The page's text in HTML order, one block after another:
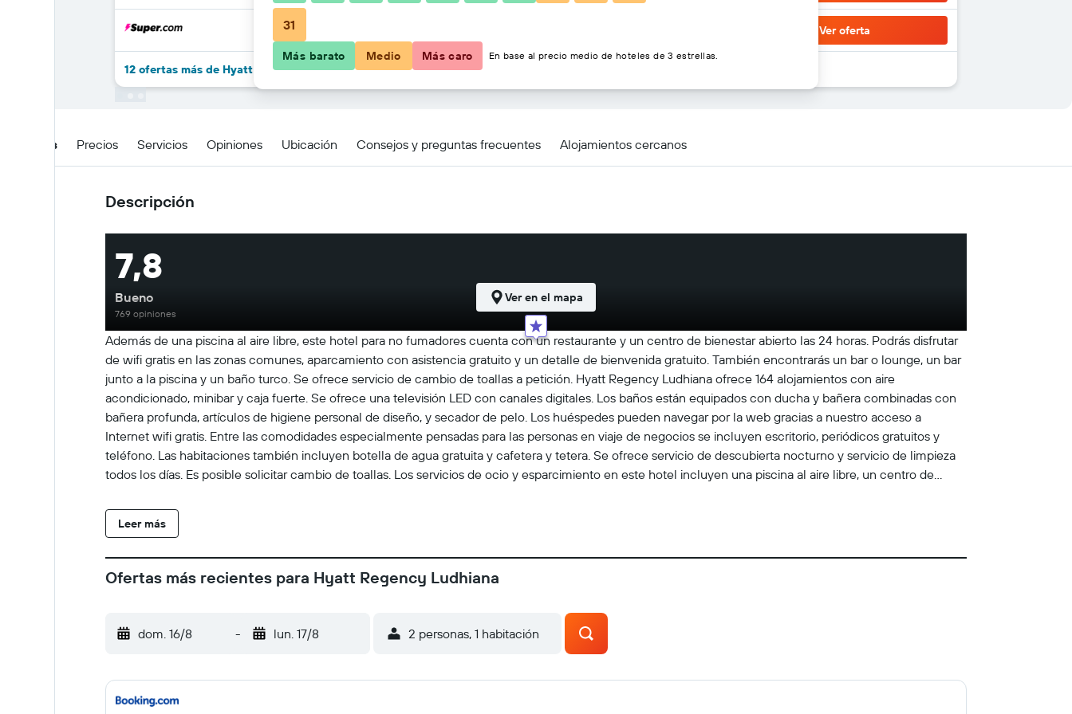
Ver oferta
12 ofertas más de Hyatt Regency Ludhiana
Detalles Precios Servicios Opiniones Ubicación Consejos y preguntas frecuentes Alojamientos cercanos
Descripción
Además de una piscina al aire libre, este hotel para no fumadores cuenta con un restaurante y un centro de bienestar abierto las 24 horas. Podrás disfrutar
de wifi gratis en las zonas comunes, aparcamiento con asistencia gratuito y un detalle de bienvenida gratuito. También encontrarás un bar o lounge, un bar
junto a la piscina y un baño turco. Se ofrece servicio de cambio de toallas a petición. Hyatt Regency Ludhiana ofrece 164 alojamientos con aire
acondicionado, minibar y caja fuerte. Se ofrece una televisión LED con canales digitales. Los baños están equipados con ducha y bañera combinadas con
bañera profunda, artículos de higiene personal de diseño, y secador de pelo. Los huéspedes pueden navegar por la web gracias a nuestro acceso a
Internet wifi gratis. Entre las comodidades especialmente pensadas para las personas en viaje de negocios se incluyen escritorio, periódicos gratuitos y
teléfono. Las habitaciones también incluyen botella de agua gratuita y cafetera y tetera. Se ofrece servicio de descubierta nocturno y servicio de limpieza
todos los días. Es posible solicitar cambio de toallas. Los servicios de ocio y esparcimiento en este hotel incluyen una piscina al aire libre, un centro de
Leer más
7,8
Bueno
769 opiniones
Ver en el mapa
Ofertas más recientes para Hyatt Regency Ludhiana
dom. 16/8 - lun. 17/8 2 personas, 1 habitación
31
Más barato Medio Más caro En base al precio medio de hoteles de 3 estrellas.